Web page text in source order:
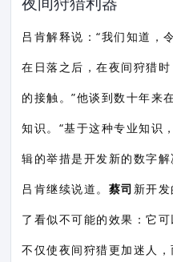
吕肯解释说：“我们知道，
在日落之后，在夜间狩猎
的接触。”他谈到数十年来
知识。“基于这种专业知识
辑的举措是开发新的数字
吕肯继续说道。 蔡司 新开发
了看似不可能的效果：它
不仅使夜间狩猎更加迷人，